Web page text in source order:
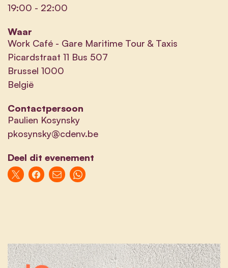
19:00 - 22:00
Waar
Work Café - Gare Maritime Tour & Taxis
Picardstraat 11 Bus 507
Brussel 1000
België
Contactpersoon
Paulien Kosynsky
pkosynsky@cdenv.be
Deel dit evenement